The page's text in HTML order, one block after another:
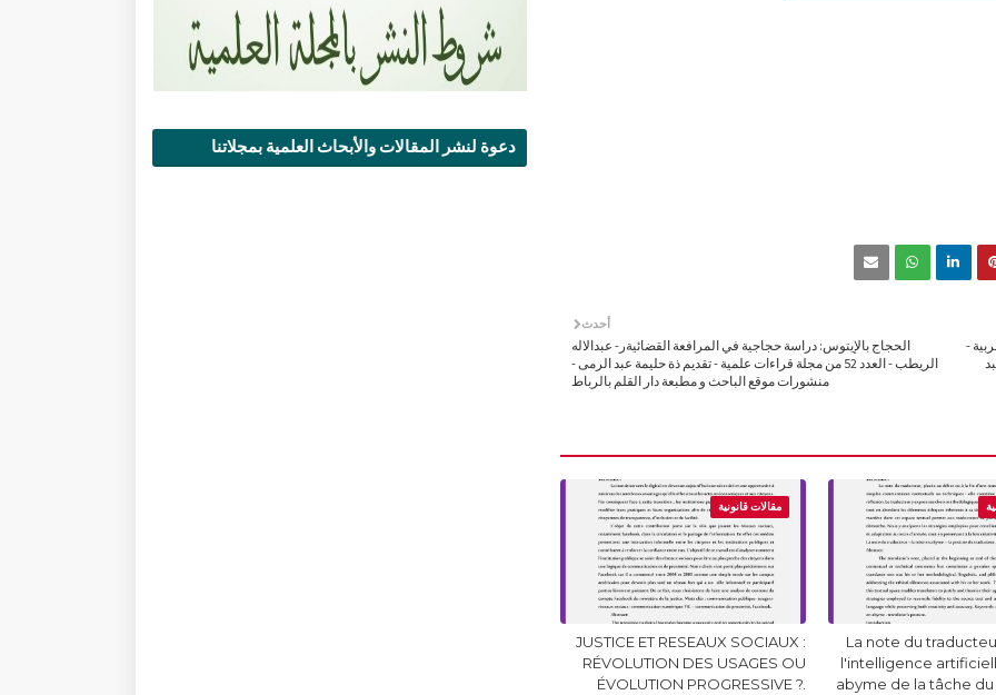
أحدث
الحجاج بالإيتوس: دراسة حجاجية في المرافعة القضائيةر- عبدالاله
الريطب - العدد 52 من مجلة قراءات علمية - تقديم ذة حليمة عبد الرمى -
منشورات موقع الباحث و مطبعة دار القلم بالرباط
-
La note du
l'intelligence
abyme de la tâche
مقالات قانونية
JUSTICE ET RESEAUX SOCIAUX :
RÉVOLUTION DES USAGES OU
ÉVOLUTION PROGRESSIVE ?.
دعوة لنشر المقالات والأبحاث العلمية بمجلاتنا